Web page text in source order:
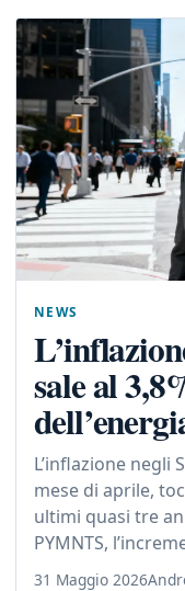
NEWS
sale al
L’inflazione negli
mese di aprile,
ultimi quasi tre
PYMNTS,
31 Maggio 2026